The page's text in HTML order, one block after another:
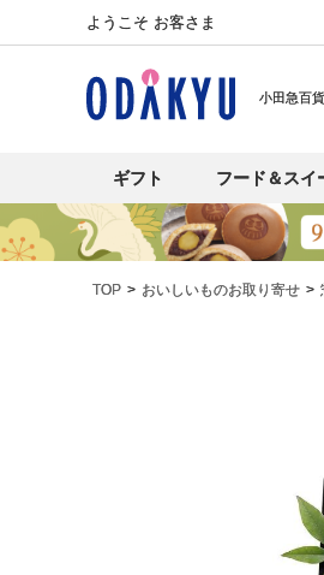
ようこそ お客さま
小田急百
ギフト フード＆スイ
TOP おいしいものお取り寄せ